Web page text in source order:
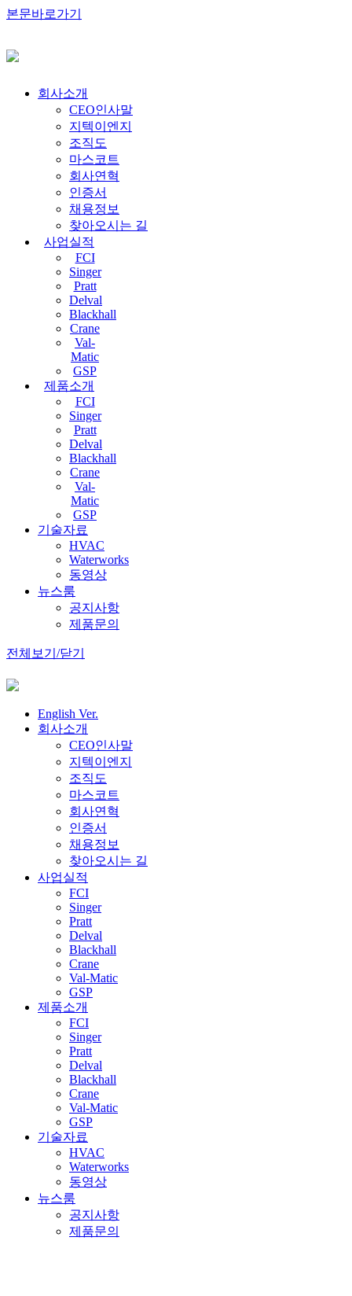
본문바로가기
회사소개
CEO인사말
지텍이엔지
조직도
마스코트
회사연혁
인증서
채용정보
찾아오시는 길
사업실적
FCI
Singer
Pratt
Delval
Blackhall
Crane
Val-
Matic
GSP
제품소개
FCI
Singer
Pratt
Delval
Blackhall
Crane
Val-
Matic
GSP
기술자료
HVAC
Waterworks
동영상
뉴스룸
공지사항
제품문의
전체보기/닫기
English Ver.
회사소개
CEO인사말
지텍이엔지
조직도
마스코트
회사연혁
인증서
채용정보
찾아오시는 길
사업실적
FCI
Singer
Pratt
Delval
Blackhall
Crane
Val-Matic
GSP
제품소개
FCI
Singer
Pratt
Delval
Blackhall
Crane
Val-Matic
GSP
기술자료
HVAC
Waterworks
동영상
뉴스룸
공지사항
제품문의